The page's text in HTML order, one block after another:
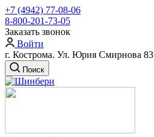
+7 (4942) 77-08-06
8-800-201-73-05
Заказать звонок
Войти
г. Кострома. Ул. Юрия Смирнова 83
Поиск